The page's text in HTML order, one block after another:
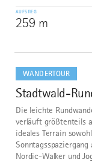
AUFSTIEG
259 m
WANDERTOUR
8
Stadtwald-
Die leichte
verläuft größtenteils
ideales Terrain
Nordic-Walker und
dazu